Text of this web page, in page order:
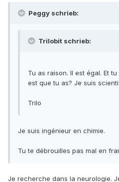
Peggy schrieb:
Trilobit schrieb:
Tu as raison. Il est égal. Et
est que tu as? Je suis
Trilo
Je suis ingénieur en chimie.
Tu te débrouilles pas mal en
Je recherche dans la neurologie.